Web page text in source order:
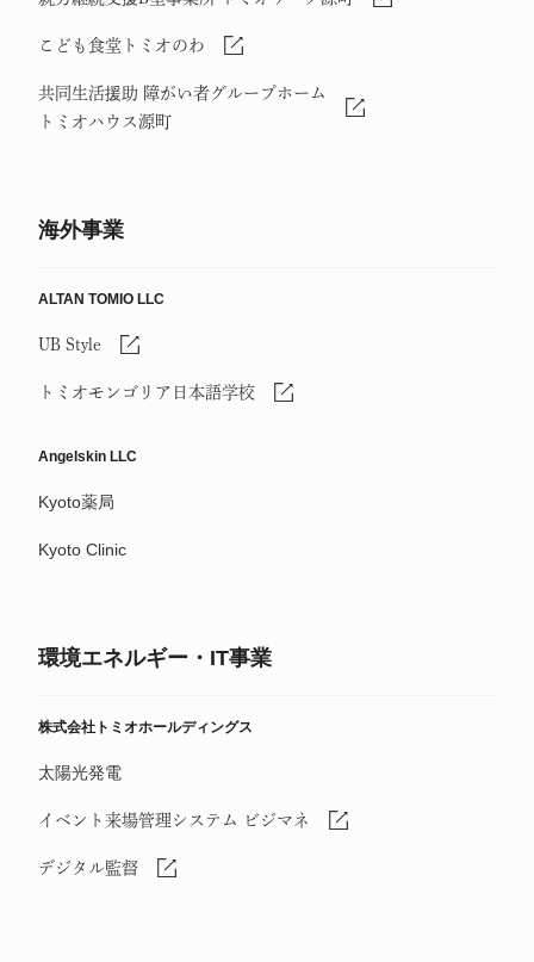
こども食堂トミオのわ
共同生活援助 障がい者グループホーム
トミオハウス源町
海外事業
ALTAN TOMIO LLC
UB Style
トミオモンゴリア日本語学校
Angelskin LLC
Kyoto薬局
Kyoto Clinic
環境エネルギー・IT事業
株式会社トミオホールディングス
太陽光発電
イベント来場管理システム ビジマネ
デジタル監督